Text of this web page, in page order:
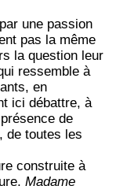
une passion
pas la même
la question leur
ressemble à
en
ici débattre, à
de
de toutes les
construite à
Madame